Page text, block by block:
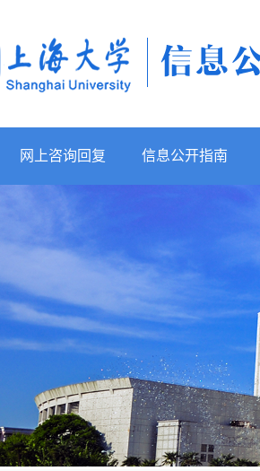
网上咨询回复 信息公开指南